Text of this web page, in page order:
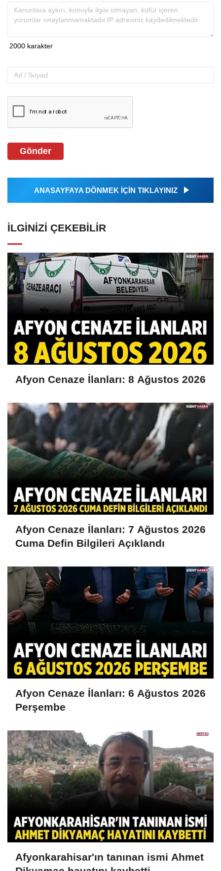
Gönder
ANASAYFAYA DÖNMEK İÇİN TIKLAYINIZ
İLGINIZI ÇEKEBILIR
Afyon Cenaze İlanları: 8 Ağustos 2026
Afyon Cenaze İlanları: 7 Ağustos 2026
Cuma Defin Bilgileri Açıklandı
Afyon Cenaze İlanları: 6 Ağustos 2026
Perşembe
Afyonkarahisar'ın tanınan ismi Ahmet